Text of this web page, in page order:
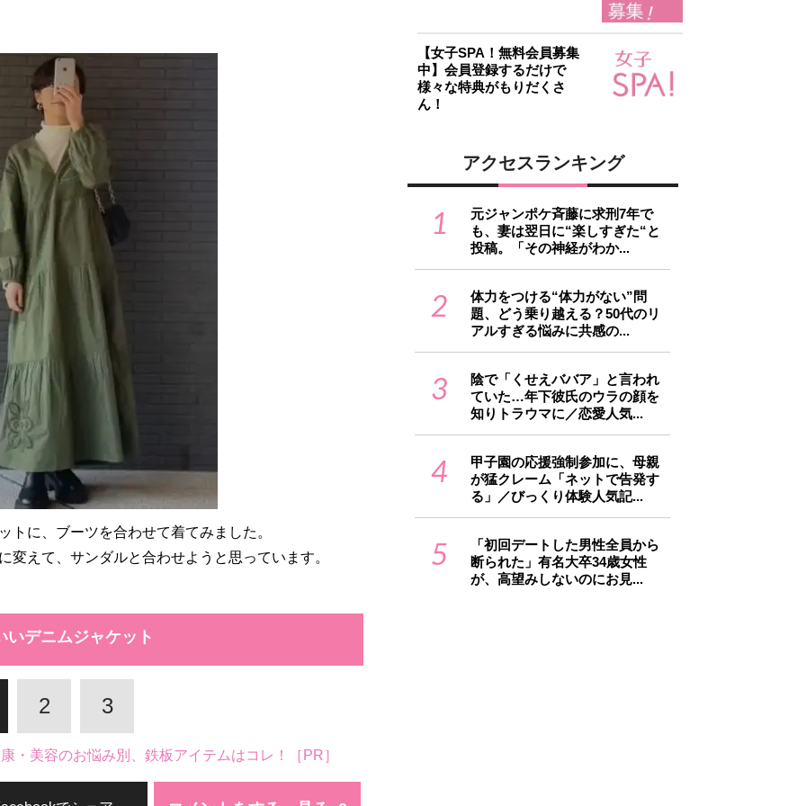
トに、ブーツを合わせて着てみました。
えて、サンダルと合わせようと思っています。
いデニムジャケット
2 3
美容のお悩み別、鉄板アイテムはコレ！［PR］
【女子SPA！無料会員募集
中】会員登録するだけで
様々な特典がもりだくさ
ん！
アクセスランキング
1
元ジャンポケ斉藤に求刑7年で
も、妻は翌日に“楽しすぎた“と
投稿。「その神経がわか...
2
体力をつける“体力がない”問
題、どう乗り越える？50代のリ
アルすぎる悩みに共感の...
3
陰で「くせえババア」と言われ
ていた…年下彼氏のウラの顔を
知りトラウマに／恋愛人気...
4
甲子園の応援強制参加に、母親
が猛クレーム「ネットで告発す
る」／びっくり体験人気記...
5
「初回デートした男性全員から
断られた」有名大卒34歳女性
が、高望みしないのにお見...